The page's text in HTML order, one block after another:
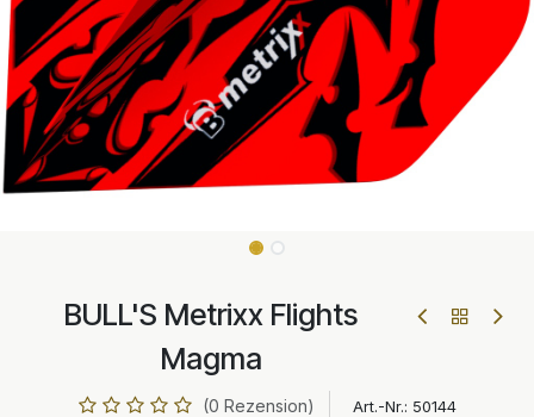
BULL'S Metrixx Flights
Magma
(0 Rezension) Art.-Nr.: 50144